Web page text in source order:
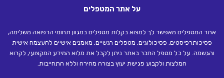
על אתר המטפלים
אתר המטפלים מאפשר לך למצוא בקלות מטפלים במגוון תחומי הרפואה משלימה,
פסיכותרפיסטים, פסיכולוגים, מטפלים רגשיים, מאמנים אישיים להעצמה אישית
והגשמה. על כל מטפל החבר באתר ניתן לקבל את מלוא המידע המקצועי, לקרוא
המלצות ולקבוע פגישת יעוץ בצורה מהירה וללא התחייבות.